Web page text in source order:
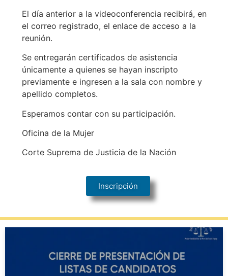
El día anterior a la videoconferencia recibirá, en
el correo registrado, el enlace de acceso a la
reunión.
Se entregarán certificados de asistencia
únicamente a quienes se hayan inscripto
previamente e ingresen a la sala con nombre y
apellido completos.
Esperamos contar con su participación.
Oficina de la Mujer
Corte Suprema de Justicia de la Nación
Inscripción